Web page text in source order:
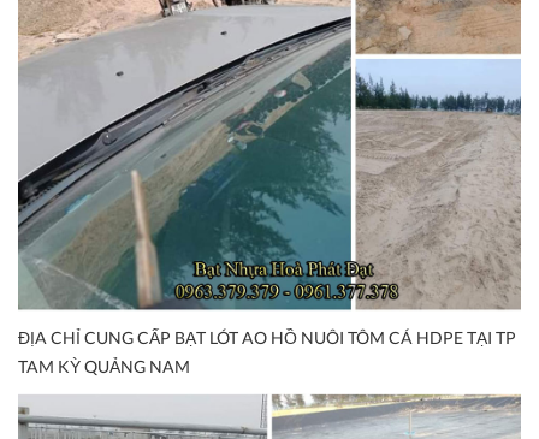
ĐỊA CHỈ CUNG CẤP BẠT LÓT AO HỒ NUÔI TÔM CÁ HDPE TẠI TP
TAM KỲ QUẢNG NAM